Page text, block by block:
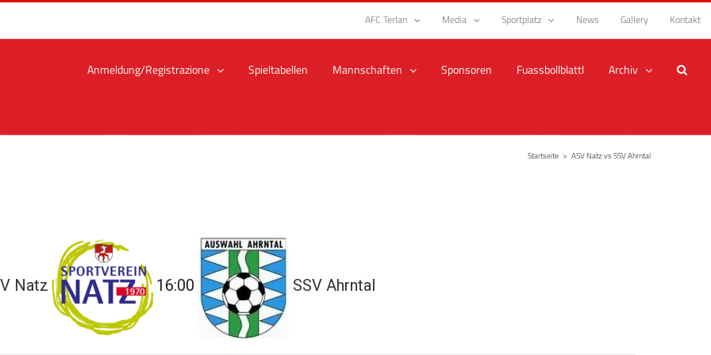
AFC Terlan Media Sportplatz News Gallery Kontakt
Anmeldung/Registrazione Spieltabellen Mannschaften Sponsoren Fuassbollblattl Archiv
Startseite > ASV Natz vs SSV Ahrntal
Natz 16:00 SSV Ahrntal